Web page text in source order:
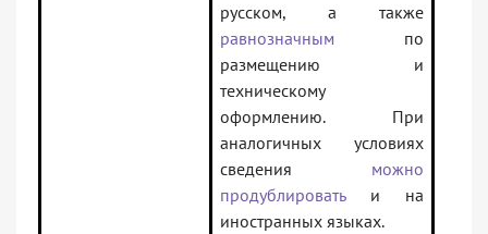
русском, а также
равнозначным по
размещению и
техническому
оформлению. При
аналогичных условиях
сведения можно
продублироватьи на
иностранных языках.